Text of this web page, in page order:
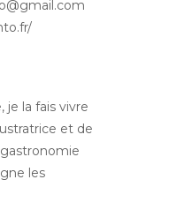
je la fais vivre
et de
les